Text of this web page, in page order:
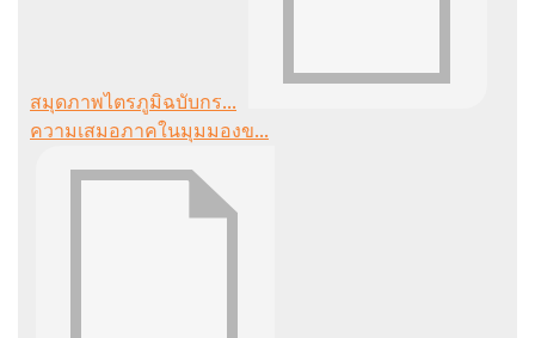
สมุดภาพไตรภูมิฉบับกร...
ความเสมอภาคในมุมมองข...